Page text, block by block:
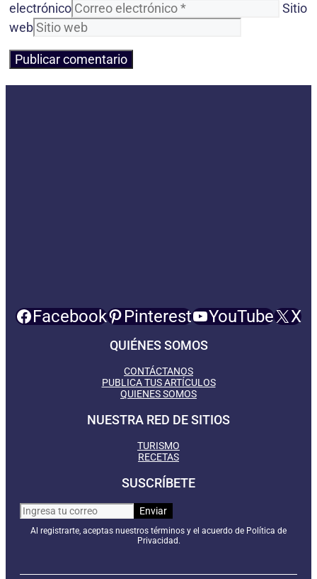
electrónico
Sitio
web
Facebook Pinterest YouTube X
QUIÉNES SOMOS
CONTÁCTANOS
PUBLICA TUS ARTÍCULOS
QUIENES SOMOS
NUESTRA RED DE SITIOS
TURISMO
RECETAS
SUSCRÍBETE
Al registrarte, aceptas nuestros términos y el acuerdo de Política de
Privacidad.